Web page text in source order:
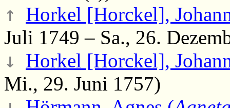
↑ Horkel [Horckel],
Juli 1749 – Sa., 26.
↓ Horkel [Horckel],
Mi., 29. Juni 1757)